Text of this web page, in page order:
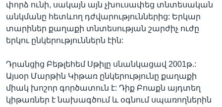
ԿԱՊ ՄԵԶ ՀԵՏ
ՀԵՏԵՒԵՔ ՄԵԶ
Լեզուներ
փորձ ունի, սակայն այն չխուսափեց տնտեսական
անկմանը հետևող դժվարություններից: Երկար
տարիներ քաղաքի տնտեսության շարժիչ ուժը
երկու ընկերություններն էին:
Դրանցից Բեթլեհեմ Սթիլը սնանկացավ 2001թ.:
Այսօր Մարթին Կիթառ ընկերությունը քաղաքի
միակ խոշոր գործատուն է: Դիք Բոաքն այդտեղ
կիթառներ է նախագծում և օգնում սպառողներին